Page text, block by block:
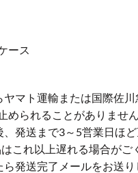
ース
マト運輸または国際佐川
られることがありません
発送まで3～5営業日ほ
これ以上遅れる場合が
発送完了メールをお送り